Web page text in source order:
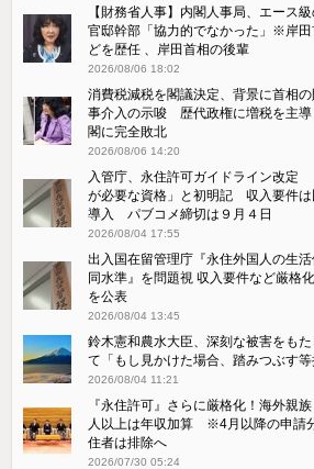
【財務省人事】内閣人事局、エース
官邸幹部「協力的でなかった」※岸
どを歴任 、岸田首相の後輩
2026/08/06 18:02
消費税減税を閣議決定、背景に首相
事介入の示唆 歴代政権に増税を主導
閣に完全敗北
2026/08/06 14:20
入管庁、永住許可ガイドライン改定
が必要な資格」と初明記 収入要件は
導入 パブコメ締切は９月４日
2026/08/04 17:55
出入国在留管理庁『永住外国人の生
同水準』を問題視 収入要件など厳格
を公表
2026/08/04 13:45
鈴木憲和農水大臣、深刻な被害をも
て「もし見かけた場合、踏みつぶす等
2026/08/04 11:21
『永住許可』さらに厳格化！海外親
人以上は年収加算 ※4月以降の申請
住者は排除へ
2026/07/30 05:24